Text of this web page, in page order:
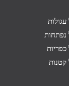
עגולות
נפתחות
כפריות
קטנות